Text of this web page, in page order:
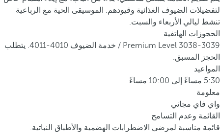
لتفضيلات الضيوف الغذائية وقيودهم. الموسيقى الحية مع الرباعية
تنشط ليالي الأربعاء والسبت.
الحجوزات الهاتفية
Premium Level 3038-3039 / خدمة الضيوف 4010-4011. يتطلب
الحجز المسبق.
المواعيد
5:30 مساءً إلى 10:00 مساءً
معلومة
واي فاي مجاني
القائمة وعدم التسامح
قائمة مناسبة لمرضى الاضطرابات الهضمية والأطباق النباتية.